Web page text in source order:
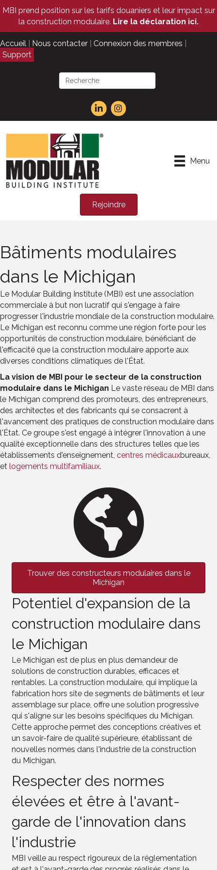
MBI prend position sur les tarifs douaniers et leur impact sur
la construction modulaire. Lire la déclaration ici.
Accueil Nous contacter Connexion des membres
Support
Menu
Rejoindre
Bâtiments modulaires
dans le Michigan
Le Modular Building Institute (MBI) est une association
commerciale à but non lucratif qui s'engage à faire
progresser l'industrie mondiale de la construction modulaire.
Le Michigan est reconnu comme une région forte pour les
opportunités de construction modulaire, bénéficiant de
l'efficacité que la construction modulaire apporte aux
diverses conditions climatiques de l'État.
La vision de MBI pour le secteur de la construction
modulaire dans le Michigan Le vaste réseau de MBI dans
le Michigan comprend des promoteurs, des entrepreneurs,
des architectes et des fabricants qui se consacrent à
l'avancement des pratiques de construction modulaire dans
l'État. Ce groupe s'est engagé à intégrer l'innovation à une
qualité exceptionnelle dans des structures telles que les
établissements d'enseignement, centres médicauxbureaux,
et logements multifamiliaux.
Trouver des constructeurs modulaires dans le
Michigan
Potentiel d'expansion de la
construction modulaire dans
le Michigan
Le Michigan est de plus en plus demandeur de
solutions de construction durables, efficaces et
rentables. La construction modulaire, qui implique la
fabrication hors site de segments de bâtiments et leur
assemblage sur place, offre une solution progressive
qui s'aligne sur les besoins spécifiques du Michigan.
Cette approche permet des conceptions créatives et
un savoir-faire de qualité supérieure, établissant de
nouvelles normes dans l'industrie de la construction
du Michigan.
Respecter des normes
élevées et être à l'avant-
garde de l'innovation dans
l'industrie
MBI veille au respect rigoureux de la réglementation